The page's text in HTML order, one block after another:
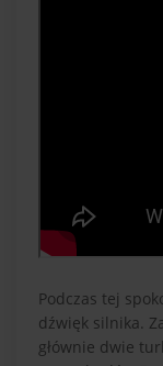
Podczas tej
dźwięk silnika.
głównie dwie